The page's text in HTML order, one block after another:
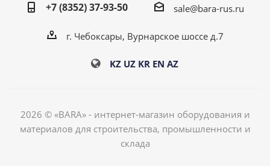
+7 (8352) 37-93-50
sale@bara-rus.ru
г. Чебоксары, Вурнарское шоссе д.7
KZ UZ KR EN AZ
2026 © «BARA» - интернет-магазин оборудования и
материалов для строительства, промышленности и
склада